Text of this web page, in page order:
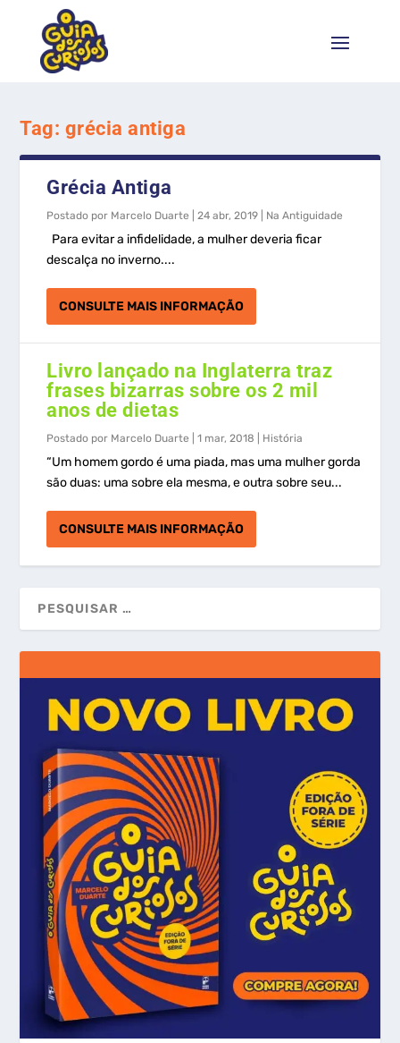
Tag: grécia antiga
Grécia Antiga
Postado por Marcelo Duarte |24 abr, 2019 Na Antiguidade
Para evitar a infidelidade, a mulher deveria ficar
descalça no inverno....
CONSULTE MAIS INFORMAÇÃO
Livro lançado na Inglaterra traz
frases bizarras sobre os 2 mil
anos de dietas
Postado por Marcelo Duarte |1 mar, 2018 História
“Um homem gordo é uma piada, mas uma mulher gorda
são duas: uma sobre ela mesma, e outra sobre seu...
CONSULTE MAIS INFORMAÇÃO